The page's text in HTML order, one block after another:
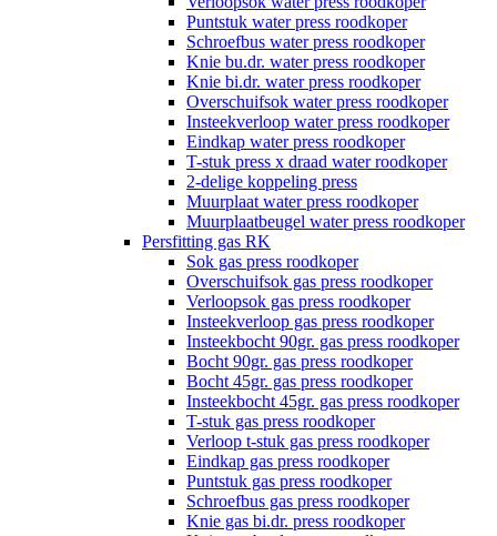
Puntstuk water press roodkoper
Schroefbus water press roodkoper
Knie bu.dr. water press roodkoper
Knie bi.dr. water press roodkoper
Overschuifsok water press roodkoper
Insteekverloop water press roodkoper
Eindkap water press roodkoper
T-stuk press x draad water roodkoper
2-delige koppeling press
Muurplaat water press roodkoper
Muurplaatbeugel water press roodkoper
Persfitting gas RK
Sok gas press roodkoper
Overschuifsok gas press roodkoper
Verloopsok gas press roodkoper
Insteekverloop gas press roodkoper
Insteekbocht 90gr. gas press roodkoper
Bocht 90gr. gas press roodkoper
Bocht 45gr. gas press roodkoper
Insteekbocht 45gr. gas press roodkoper
T-stuk gas press roodkoper
Verloop t-stuk gas press roodkoper
Eindkap gas press roodkoper
Puntstuk gas press roodkoper
Schroefbus gas press roodkoper
Knie gas bi.dr. press roodkoper